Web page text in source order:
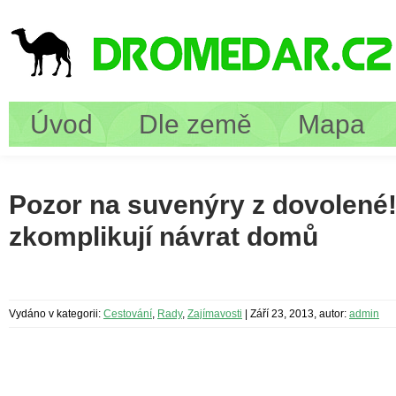
Úvod Dle země Mapa
Pozor na suvenýry z
zkomplikují návrat domů
Vydáno v kategorii: Cestování, Rady, Zajímavosti Září 23, 2013, autor: admin